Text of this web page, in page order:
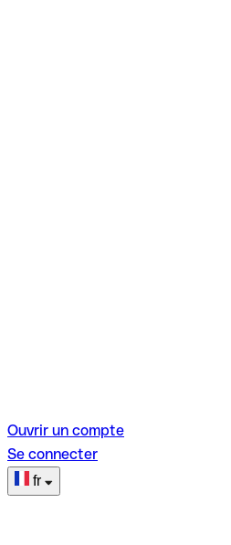
Ouvrir un compte
Se connecter
fr